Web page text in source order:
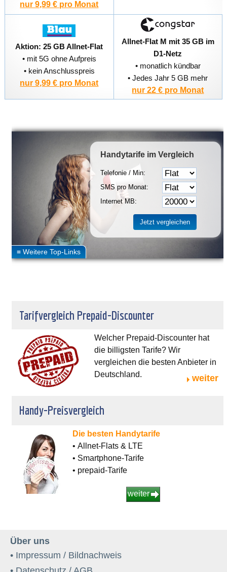
nur 9,99 € pro Monat
Aktion: 25 GB Allnet-Flat
• mit 5G ohne Aufpreis
• kein Anschlusspreis
nur 9,99 € pro Monat
Allnet-Flat M mit 35 GB im
D1-Netz
• monatlich kündbar
• Jedes Jahr 5 GB mehr
nur 22 € pro Monat
Handytarife im Vergleich
Telefonie / Min:
SMS pro Monat:
Internet MB:
Tarifvergleich Prepaid-Discounter
Welcher Prepaid-Discounter hat
die billigsten Tarife? Wir
vergleichen die besten Anbieter in
Deutschland.
weiter
Handy-Preisvergleich
Die besten Handytarife
• Allnet-Flats & LTE
• Smartphone-Tarife
• prepaid-Tarife
weiter
Über uns
• Impressum / Bildnachweis